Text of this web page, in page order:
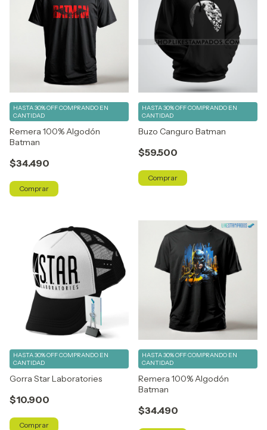
Remera 100% Algodón
Batman
$34.490
HASTA 30% OFFCOMPRANDO EN
CANTIDAD
Comprar
Buzo Canguro Batman
$59.500
HASTA 30% OFFCOMPRANDO EN
CANTIDAD
Comprar
Gorra Star Laboratories
$10.900
HASTA 30% OFFCOMPRANDO EN
CANTIDAD
Comprar
Remera 100% Algodón
Batman
$34.490
HASTA 30% OFFCOMPRANDO EN
CANTIDAD